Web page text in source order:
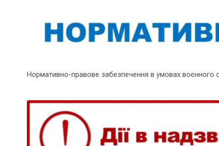
Нормативно-правове забезпечення в умовах воєнного